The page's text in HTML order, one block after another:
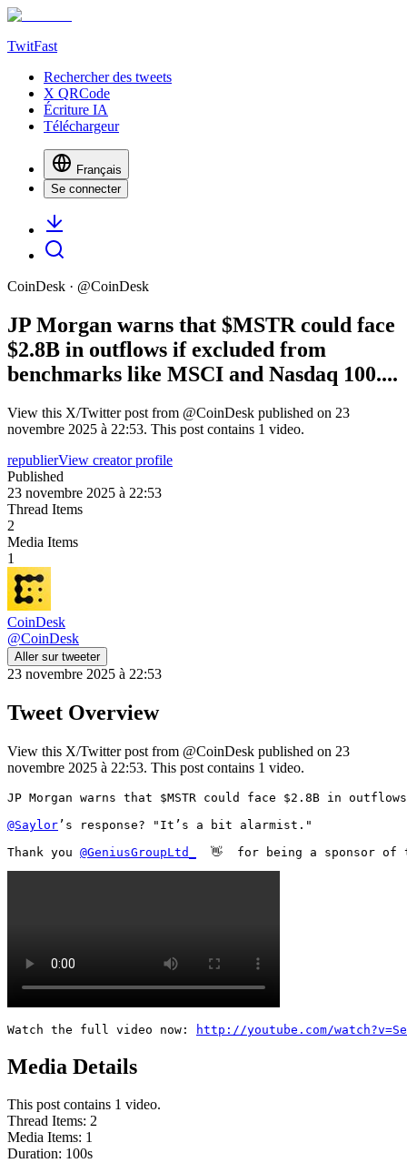
TwitFast
Rechercher des tweets
X QRCode
Écriture IA
Téléchargeur
Français
Se connecter
CoinDesk · @CoinDesk
JP Morgan warns that $MSTR could face
$2.8B in outflows if excluded from
benchmarks like MSCI and Nasdaq 100....
View this X/Twitter post from @CoinDesk published on 23
novembre 2025 à 22:53. This post contains 1 video.
republierView creator profile
Published
23 novembre 2025 à 22:53
Thread Items
2
Media Items
1
CoinDesk
@CoinDesk
Aller sur tweeter
23 novembre 2025 à 22:53
Tweet Overview
View this X/Twitter post from @CoinDesk published on 23
novembre 2025 à 22:53. This post contains 1 video.
JP Morgan warns that $MSTR could face $2.8B in
@Saylor ’s response? "It’s a bit alarmist."
Thank you @GeniusGroupLtd_
👋  for being a sponsor
Watch the full video now: http://youtube.com/
Media Details
This post contains 1 video.
Thread Items: 2
Media Items: 1
Duration: 100s